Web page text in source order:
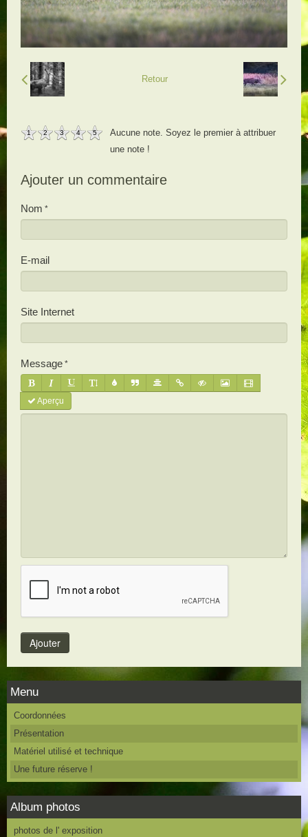
Retour
1 2 3 4 5
Aucune note. Soyez le premier à attribuer
une note !
Ajouter un commentaire
Nom
E-mail
Site Internet
Message
Aperçu
Menu
Coordonnées
Présentation
Matériel utilisé et technique
Une future réserve !
Album photos
photos de l' exposition